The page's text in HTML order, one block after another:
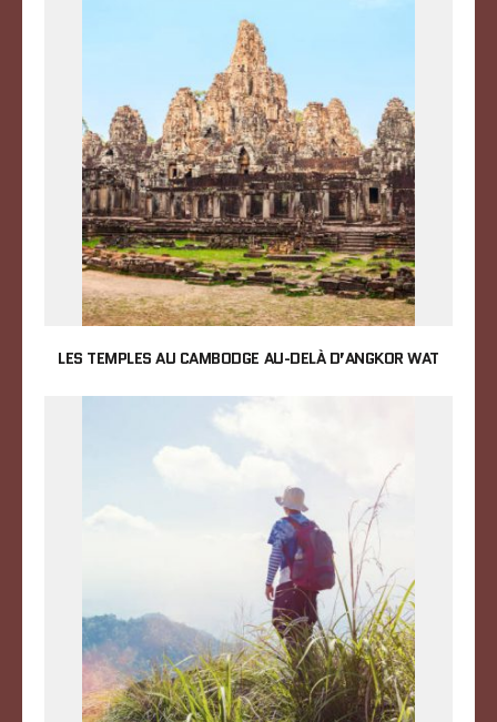
LES TEMPLES AU CAMBODGE AU-DELÀ D’ANGKOR WAT